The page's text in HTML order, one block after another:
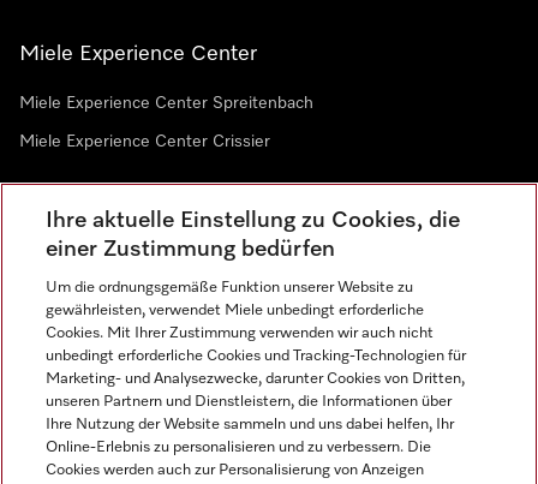
Miele Experience Center
Miele Experience Center Spreitenbach
Miele Experience Center Crissier
Newsletter
Sprache
DEUTSCH
Ihre aktuelle Einstellung zu Cookies, die
einer Zustimmung bedürfen
Um die ordnungsgemäße Funktion unserer Website zu
gewährleisten, verwendet Miele unbedingt erforderliche
Cookies. Mit Ihrer Zustimmung verwenden wir auch nicht
unbedingt erforderliche Cookies und Tracking-Technologien für
Marketing- und Analysezwecke, darunter Cookies von Dritten,
unseren Partnern und Dienstleistern, die Informationen über
Ihre Nutzung der Website sammeln und uns dabei helfen, Ihr
Online-Erlebnis zu personalisieren und zu verbessern. Die
Cookies werden auch zur Personalisierung von Anzeigen